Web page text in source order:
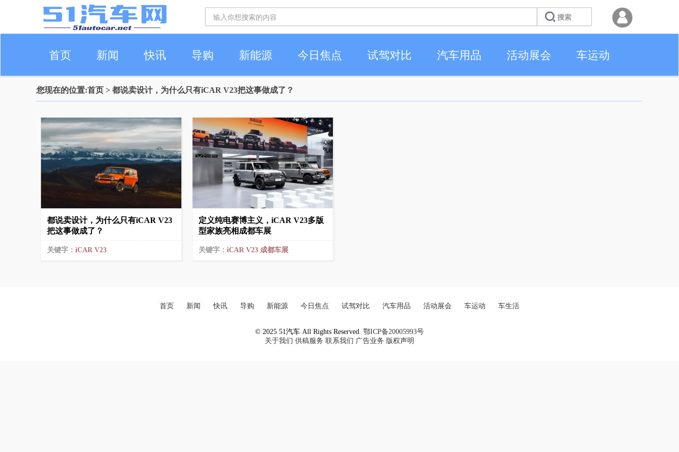
首页 新闻 快讯 导购 新能源 今日焦点 试驾对比 汽车用品 活动展会 车运动
车生活
您现在的位置:首页 > 都说卖设计，为什么只有iCAR V23把这事做成了？
都说卖设计，为什么只有iCAR V23
把这事做成了？
关键字： iCAR V23
定义纯电赛博主义，iCAR V23多版
型家族亮相成都车展
关键字： iCAR V23 成都车展
首页 新闻 快讯 导购 新能源 今日焦点 试驾对比 汽车用品 活动展会 车运动 车生活
© 2025 51汽车 All Rights Reserved. 鄂ICP备20005993号
关于我们 供稿服务 联系我们 广告业务 版权声明